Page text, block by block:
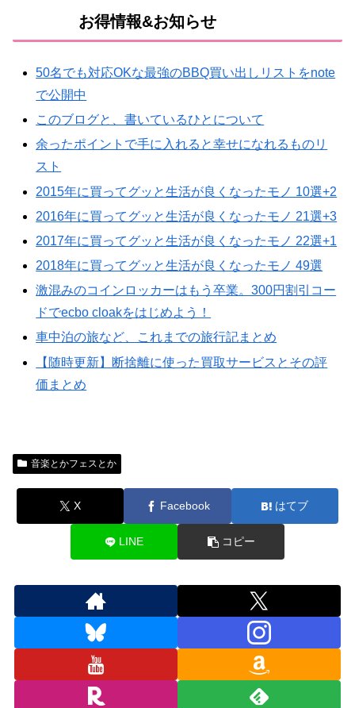
お得情報&お知らせ
50名でも対応OKな最強のBBQ買い出しリストをnote
で公開中
このブログと、書いているひとについて
余ったポイントで手に入れると幸せになれるものリ
スト
2015年に買ってグッと生活が良くなったモノ 10選+2
2016年に買ってグッと生活が良くなったモノ 21選+3
2017年に買ってグッと生活が良くなったモノ 22選+1
2018年に買ってグッと生活が良くなったモノ 49選
激混みのコインロッカーはもう卒業。300円割引コー
ドでecbo cloakをはじめよう！
車中泊の旅など、これまでの旅行記まとめ
【随時更新】断捨離に使った買取サービスとその評
価まとめ
音楽とかフェスとか
X Facebook はてブ
LINE コピー